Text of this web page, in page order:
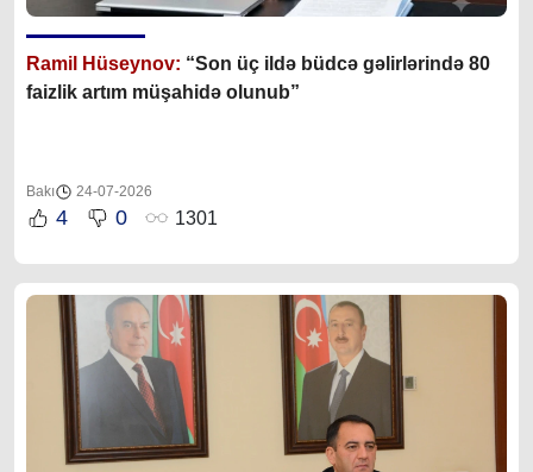
Ramil Hüseynov: “Son üç ildə büdcə gəlirlərində 80
faizlik artım müşahidə olunub”
Bakı 24-07-2026
4 0 1301